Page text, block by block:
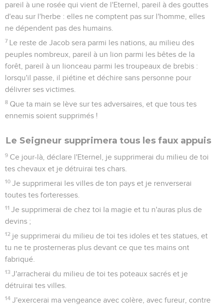
pareil à une rosée qui vient de l'Eternel, pareil à des gouttes
d'eau sur l'herbe : elles ne comptent pas sur l'homme, elles
ne dépendent pas des humains.
7 Le reste de Jacob sera parmi les nations, au milieu des
peuples nombreux, pareil à un lion parmi les bêtes de la
forêt, pareil à un lionceau parmi les troupeaux de brebis :
lorsqu'il passe, il piétine et déchire sans personne pour
délivrer ses victimes.
8 Que ta main se lève sur tes adversaires, et que tous tes
ennemis soient supprimés !
Le Seigneur supprimera tous les faux appuis
9 Ce jour-là, déclare l'Eternel, je supprimerai du milieu de toi
tes chevaux et je détruirai tes chars.
10 Je supprimerai les villes de ton pays et je renverserai
toutes tes forteresses.
11 Je supprimerai de chez toi la magie et tu n'auras plus de
devins ;
12 je supprimerai du milieu de toi tes idoles et tes statues, et
tu ne te prosterneras plus devant ce que tes mains ont
fabriqué.
13 J'arracherai du milieu de toi tes poteaux sacrés et je
détruirai tes villes.
14 J'exercerai ma vengeance avec colère, avec fureur, contre